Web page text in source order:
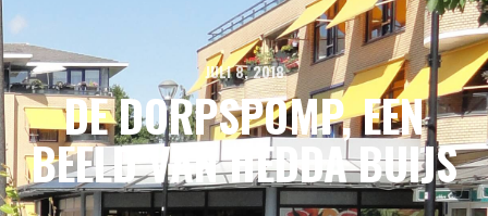
JULI 8, 2018
DE DORPSPOMP, EEN
BEELD VAN HEDDA BUIJS